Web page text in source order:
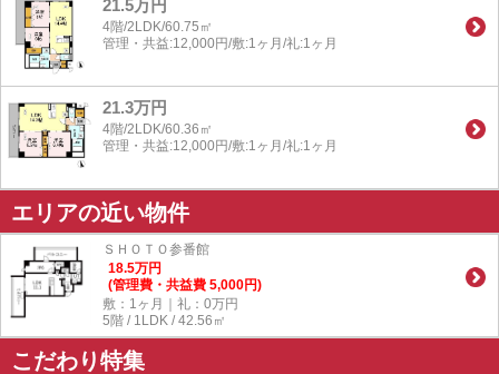
21.5万円
4階/2LDK/60.75㎡
管理・共益:12,000円/敷:1ヶ月/礼:1ヶ月
21.3万円
4階/2LDK/60.36㎡
管理・共益:12,000円/敷:1ヶ月/礼:1ヶ月
エリアの近い物件
ＳＨＯＴＯ参番館
18.5万円
(管理費・共益費 5,000円)
敷：1ヶ月｜礼：0万円
5階 / 1LDK / 42.56㎡
こだわり特集